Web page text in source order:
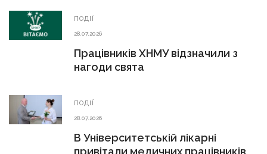
ПОДІЇ
28.07.2026
Працівників ХНМУ відзначили з
нагоди свята
ПОДІЇ
28.07.2026
В Університетській лікарні
привітали медичних працівників